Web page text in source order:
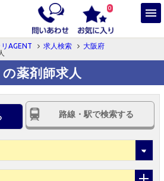
0
AGENT 求人検索
大阪府
薬剤師求人
路線・駅で検索する